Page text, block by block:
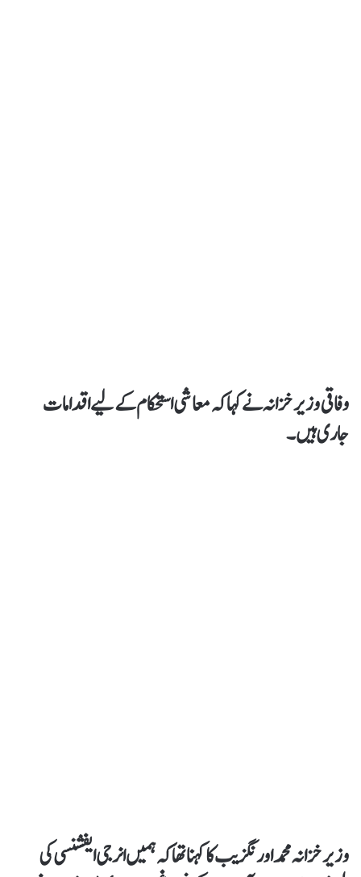
وفاقی وزیر خزانہ نے کہاکہ معاشی استحکام کےلیے اقدامات
جاری ہیں۔
وزیر خزانہ محمد اورنگزیب کا کہنا تھا کہ ہمیں انرجی ایفشنسی کی